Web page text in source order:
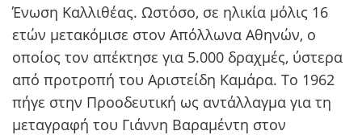
Ένωση Καλλιθέας. Ωστόσο, σε ηλικία μόλις 16
ετών μετακόμισε στον Απόλλωνα Αθηνών, ο
οποίος τον απέκτησε για 5.000 δραχμές, ύστερα
από προτροπή του Αριστείδη Καμάρα. Το 1962
πήγε στην Προοδευτική ως αντάλλαγμα για τη
μεταγραφή του Γιάννη Βαραμέντη στον